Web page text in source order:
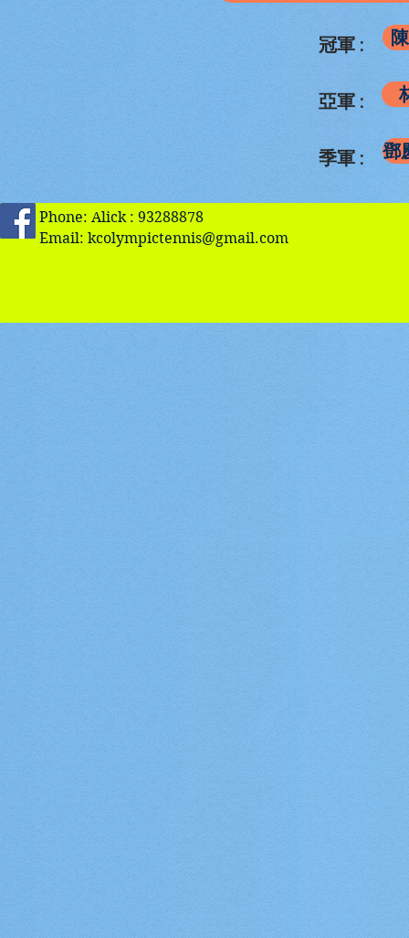
冠軍 :
亞軍 :
季軍 : 鄧
Phone: Alick : 93288878
Email: kcolympictennis@gmail.com